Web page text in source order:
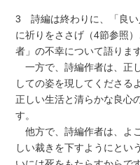
3 詩編は終わりに、「良い
に祈りをささげ（4節参照
者」の不幸について語りま
一方で、詩編作者は、正
しての姿を現してくださる
正しい生活と清らかな良心
す。
他方で、詩編作者は、よ
しい裁きを下すようにとい